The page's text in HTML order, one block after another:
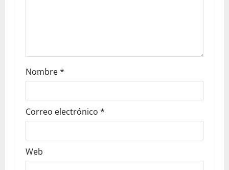
Nombre*
Correo electrónico *
Web